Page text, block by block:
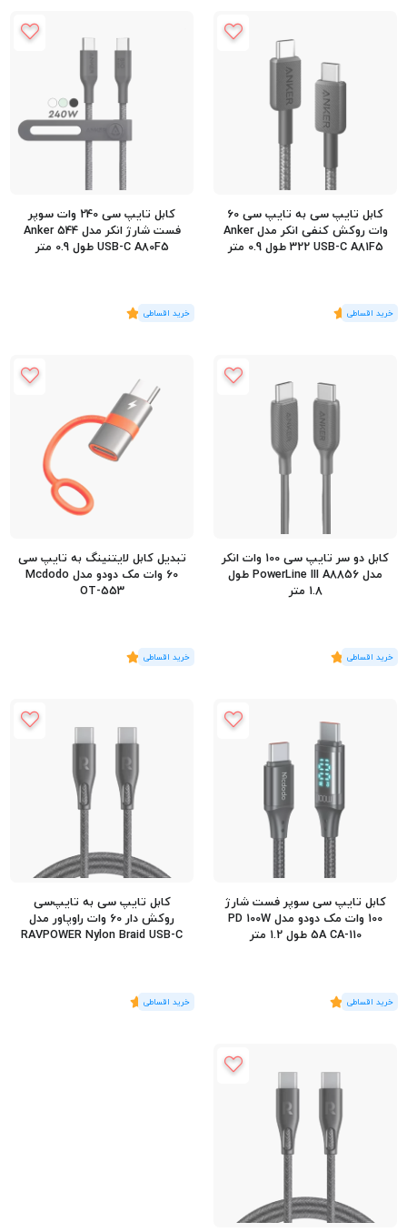
کابل تایپ سی به تایپ سی 60
وات روکش کنفی انکر مدل Anker
322 USB-C A81F5 طول 0.9 متر
(1رای)
5
کابل تایپ سی 240 وات سوپر
فست شارژ انکر مدل Anker 544
USB-C A80F5 طول 0.9 متر
(3 رای)
5
کابل دو سر تایپ سی 100 وات انکر
مدل PowerLine III A8856 طول
1.8 متر
(2 رای)
5
تبدیل کابل لایتنینگ به تایپ سی
60 وات مک دودو مدل Mcdodo
OT-553
(3 رای)
5
کابل تایپ سی سوپر فست شارژ
100 وات مک دودو مدل PD 100W
5A CA-110 طول 1.2 متر
(5 رای)
5
کابل تایپ سی به تایپ‌سی
روکش دار 60 وات راوپاور مدل
RAVPOWER Nylon Braid USB-C
(1رای)
5